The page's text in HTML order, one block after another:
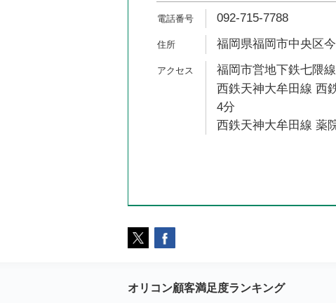
092-715-7788
福岡県福岡市中央区
福岡市営地下鉄七隈
西鉄天神大牟田線 西
4分
西鉄天神大牟田線 薬
オリコン顧客満足度ランキング